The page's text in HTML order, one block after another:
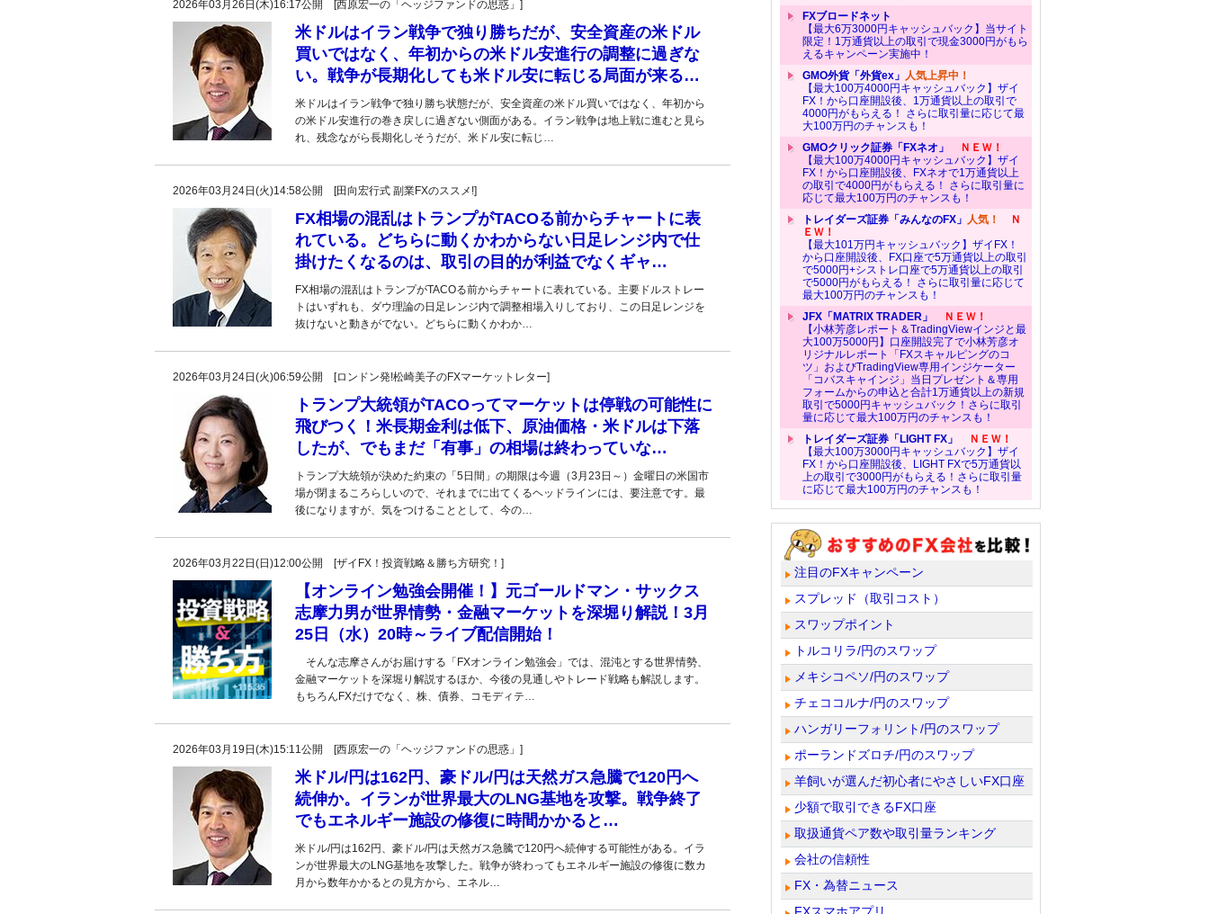
2026年03月26日(木)16:17公開 [西原宏一の「ヘッジファンドの思惑」]
米ドルはイラン戦争で独り勝ちだが、安全資産の米ドル
買いではなく、年初からの米ドル安進行の調整に過ぎな
い。戦争が長期化しても米ドル安に転じる局面が来る…
米ドルはイラン戦争で独り勝ち状態だが、安全資産の米ドル買いではなく、年初から
の米ドル安進行の巻き戻しに過ぎない側面がある。イラン戦争は地上戦に進むと見ら
れ、残念ながら長期化しそうだが、米ドル安に転じ…
2026年03月24日(火)14:58公開 [田向宏行式 副業FXのススメ!]
FX相場の混乱はトランプがTACOる前からチャートに表
れている。どちらに動くかわからない日足レンジ内で仕
掛けたくなるのは、取引の目的が利益でなくギャ…
FX相場の混乱はトランプがTACOる前からチャートに表れている。主要ドルストレー
トはいずれも、ダウ理論の日足レンジ内で調整相場入りしており、この日足レンジを
抜けないと動きがでない。どちらに動くかわか…
2026年03月24日(火)06:59公開 [ロンドン発!松崎美子のFXマーケットレター]
トランプ大統領がTACOってマーケットは停戦の可能性に
飛びつく！米長期金利は低下、原油価格・米ドルは下落
したが、でもまだ「有事」の相場は終わっていな…
トランプ大統領が決めた約束の「5日間」の期限は今週（3月23日～）金曜日の米国市
場が閉まるころらしいので、それまでに出てくるヘッドラインには、要注意です。最
後になりますが、気をつけることとして、今の…
2026年03月22日(日)12:00公開 [ザイFX！投資戦略＆勝ち方研究！]
【オンライン勉強会開催！】元ゴールドマン・サックス
志摩力男が世界情勢・金融マーケットを深堀り解説！3月
25日（水）20時～ライブ配信開始！
そんな志摩さんがお届けする「FXオンライン勉強会」では、混沌とする世界情勢、
金融マーケットを深堀り解説するほか、今後の見通しやトレード戦略も解説します。
もちろんFXだけでなく、株、債券、コモディテ…
2026年03月19日(木)15:11公開 [西原宏一の「ヘッジファンドの思惑」]
米ドル/円は162円、豪ドル/円は天然ガス急騰で120円へ
続伸か。イランが世界最大のLNG基地を攻撃。戦争終了
でもエネルギー施設の修復に時間かかると…
米ドル/円は162円、豪ドル/円は天然ガス急騰で120円へ続伸する可能性がある。イラ
ンが世界最大のLNG基地を攻撃した。戦争が終わってもエネルギー施設の修復に数カ
月から数年かかるとの見方から、エネル…
FXブロードネット
【最大6万3000円キャッシュバック】当サイト
限定！1万通貨以上の取引で現金3000円がもら
えるキャンペーン実施中！
GMO外貨「外貨ex」 人気上昇中！
【最大100万4000円キャッシュバック】ザイ
FX！から口座開設後、1万通貨以上の取引で
4000円がもらえる！ さらに取引量に応じて最
大100万円のチャンスも！
GMOクリック証券「FXネオ」
ＮＥＷ！
【最大100万4000円キャッシュバック】ザイ
FX！から口座開設後、FXネオで1万通貨以上
の取引で4000円がもらえる！ さらに取引量に
応じて最大100万円のチャンスも！
トレイダーズ証券「みんなのFX」 人気！
Ｎ
ＥＷ！
【最大101万円キャッシュバック】ザイFX！
から口座開設後、FX口座で5万通貨以上の取引
で5000円+シストレ口座で5万通貨以上の取引
で5000円がもらえる！ さらに取引量に応じて
最大100万円のチャンスも！
JFX「MATRIX TRADER」
ＮＥＷ！
【小林芳彦レポート＆TradingViewインジと最
大100万5000円】口座開設完了で小林芳彦オ
リジナルレポート「FXスキャルピングのコ
ツ」およびTradingView専用インジケーター
「コバスキャインジ」当日プレゼント＆専用
フォームからの申込と合計1万通貨以上の新規
取引で5000円キャッシュバック！さらに取引
量に応じて最大100万円のチャンスも！
トレイダーズ証券「LIGHT FX」
ＮＥＷ！
【最大100万3000円キャッシュバック】ザイ
FX！から口座開設後、LIGHT FXで5万通貨以
上の取引で3000円がもらえる！さらに取引量
に応じて最大100万円のチャンスも！
注目のFXキャンペーン
スプレッド（取引コスト）
スワップポイント
トルコリラ/円のスワップ
メキシコペソ/円のスワップ
チェココルナ/円のスワップ
ハンガリーフォリント/円のスワップ
ポーランドズロチ/円のスワップ
羊飼いが選んだ初心者にやさしいFX口座
少額で取引できるFX口座
取扱通貨ペア数や取引量ランキング
会社の信頼性
FX・為替ニュース